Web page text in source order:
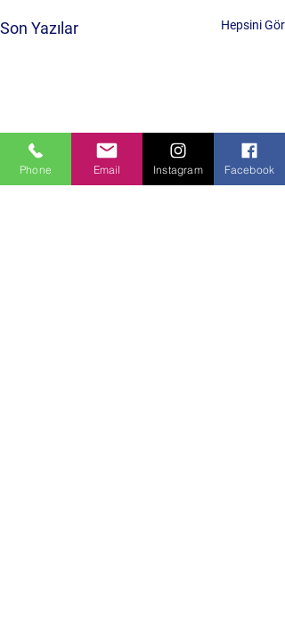
Son Yazılar Hepsini Gör
Phone Email Instagram Facebook